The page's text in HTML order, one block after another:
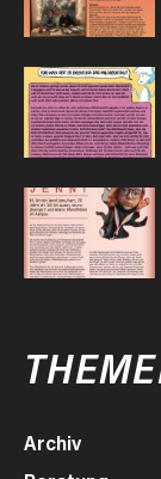
Archiv